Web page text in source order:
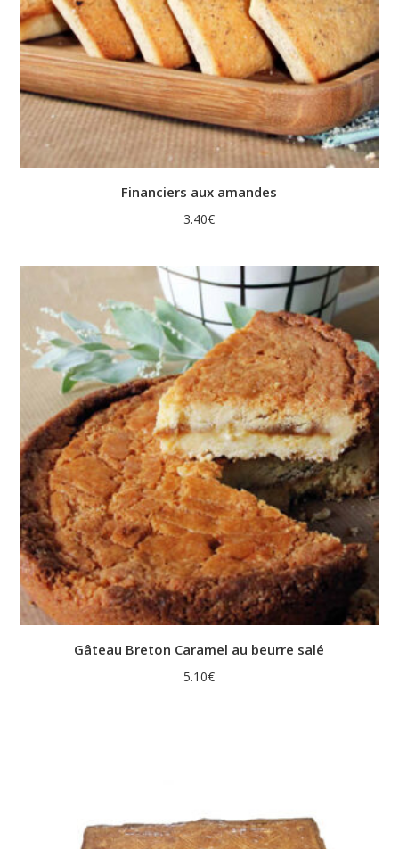
Financiers aux amandes
3.40€
Gâteau Breton Caramel au beurre salé
5.10€